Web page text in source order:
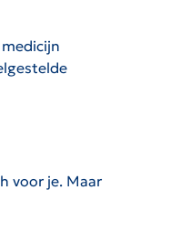
voor je. Maar